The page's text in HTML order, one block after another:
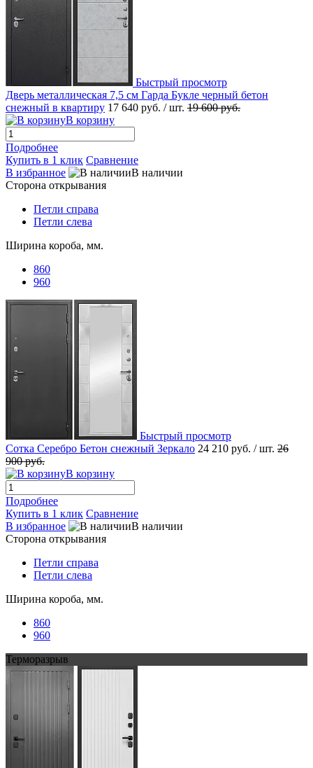
Быстрый просмотр
Дверь металлическая 7,5 см Гарда Букле черный бетон
снежный в квартиру 17 640 руб. / шт. 19 600 руб.
В корзину
Подробнее
Купить в 1 клик Сравнение
В избранное
В наличии
Сторона открывания
Петли справа
Петли слева
Ширина короба, мм.
860
960
Быстрый просмотр
Сотка Серебро Бетон снежный Зеркало 24 210 руб. / шт. 26
900 руб.
В корзину
Подробнее
Купить в 1 клик Сравнение
В избранное
В наличии
Сторона открывания
Петли справа
Петли слева
Ширина короба, мм.
860
960
Терморазрыв